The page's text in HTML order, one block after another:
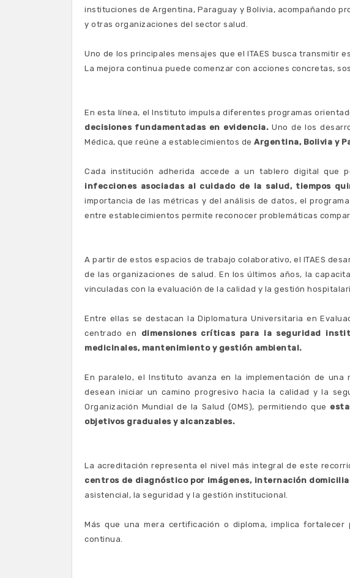
instituciones de Argentina, Paraguay y Bolivia, acompañando
y otras organizaciones del sector salud.
Uno de los principales mensajes que el ITAES busca transmitir
La mejora continua puede comenzar con acciones concretas,
En esta línea, el Instituto impulsa diferentes programas
decisiones fundamentadas en evidencia. Uno de los
Médica, que reúne a establecimientos de Argentina, Bolivia y
Cada institución adherida accede a un tablero digital que
infecciones asociadas al cuidado de la salud, tiempos
importancia de las métricas y del análisis de datos, el
entre establecimientos permite reconocer problemáticas
A partir de estos espacios de trabajo colaborativo, el ITAES
de las organizaciones de salud. En los últimos años, la
vinculadas con la evaluación de la calidad y la gestión
Entre ellas se destacan la Diplomatura Universitaria en
centrado en dimensiones críticas para la seguridad
medicinales, mantenimiento y gestión ambiental.
En paralelo, el Instituto avanza en la implementación de una
desean iniciar un camino progresivo hacia la calidad y la
Organización Mundial de la Salud (OMS), permitiendo que
objetivos graduales y alcanzables.
La acreditación representa el nivel más integral de este
centros de diagnóstico por imágenes, internación
asistencial, la seguridad y la gestión institucional.
Más que una mera certificación o diploma, implica
continua.